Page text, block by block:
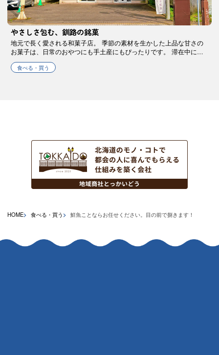
やさしさ包む、釧路の銘菓
地元で長く愛される和菓子店。 季節の素材を生かした上品な甘さの
お菓子は、日常のおやつにも手土産にもぴったりです。 滞在中に何
度も立ち寄りたくなる、街のやさしい味わいに出会えます。
食べる・買う
HOME 食べる・買う 鮮魚ことならお任せください。目の前で捌きます！